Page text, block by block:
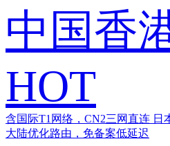
中国香
HOT
含国际T1网络，CN2三网直连 日
大陆优化路由，免备案低延迟